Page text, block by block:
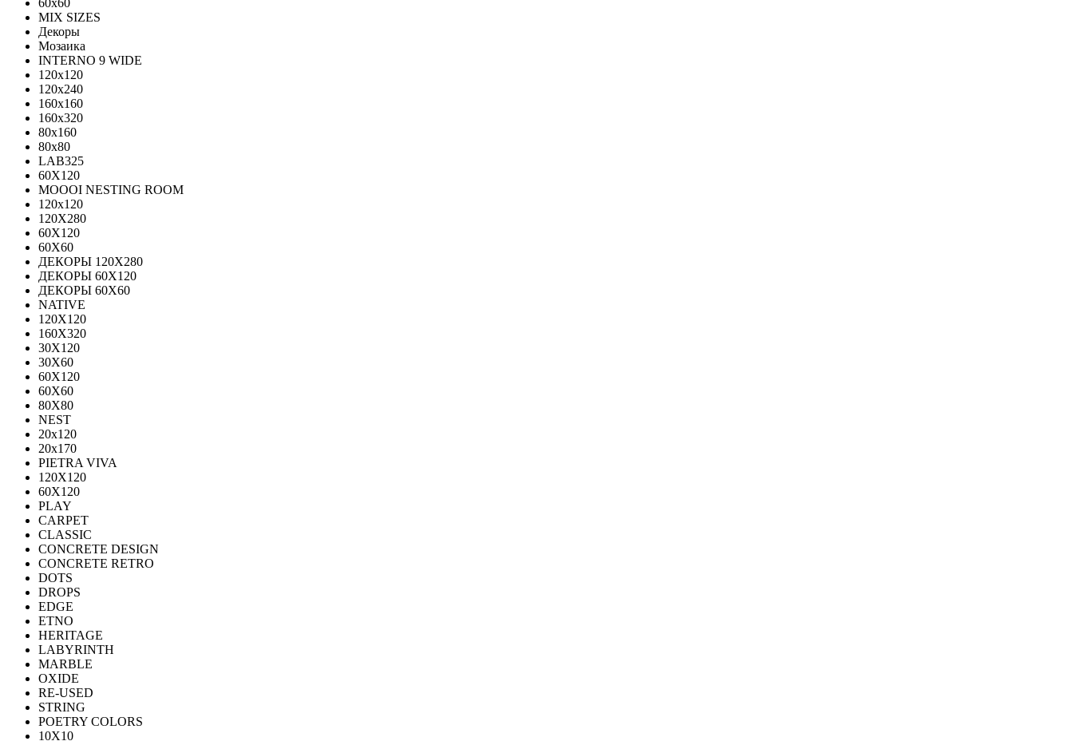
60x60
MIX SIZES
Декоры
Мозаика
INTERNO 9 WIDE
120x120
120x240
160x160
160x320
80x160
80x80
LAB325
60X120
MOOOI NESTING ROOM
120x120
120Х280
60Х120
60Х60
ДЕКОРЫ 120Х280
ДЕКОРЫ 60Х120
ДЕКОРЫ 60Х60
NATIVE
120Х120
160Х320
30X120
30X60
60X120
60X60
80Х80
NEST
20x120
20x170
PIETRA VIVA
120X120
60Х120
PLAY
CARPET
CLASSIC
CONCRETE DESIGN
CONCRETE RETRO
DOTS
DROPS
EDGE
ETNO
HERITAGE
LABYRINTH
MARBLE
OXIDE
RE-USED
STRING
POETRY COLORS
10Х10